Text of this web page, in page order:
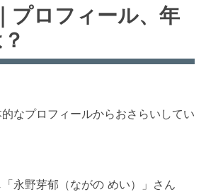
プロフィール、年
なプロフィールからおさらいしてい
永野芽郁（ながの めい）」さん